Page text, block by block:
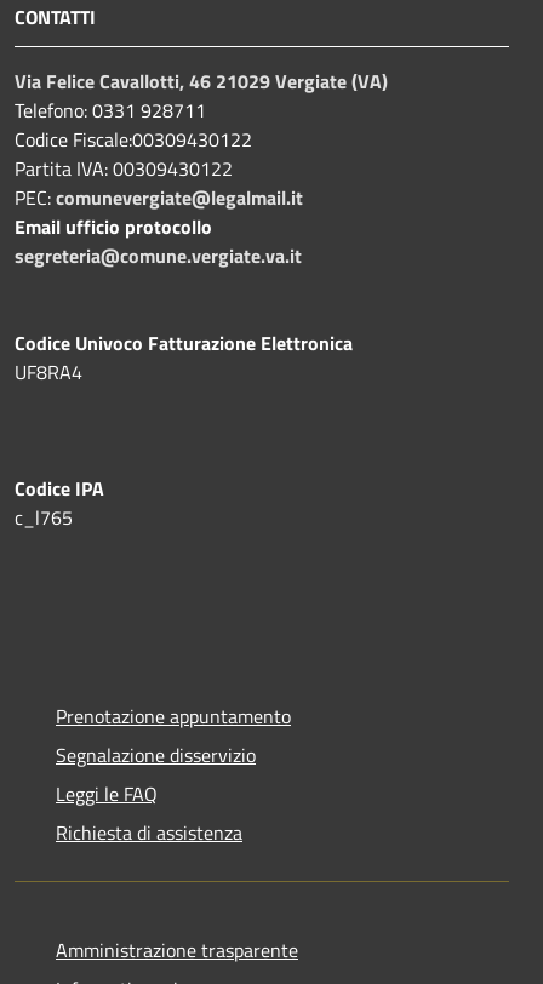
CONTATTI
Via Felice Cavallotti, 46 21029 Vergiate (VA)
Telefono: 0331 928711
Codice Fiscale:00309430122
Partita IVA: 00309430122
PEC:comunevergiate@legalmail.it
Email ufficio protocollo
segreteria@comune.vergiate.va.it
Codice Univoco Fatturazione Elettronica
UF8RA4
Codice IPA
c_l765
Prenotazione appuntamento
Segnalazione disservizio
Leggi le FAQ
Richiesta di assistenza
Amministrazione trasparente